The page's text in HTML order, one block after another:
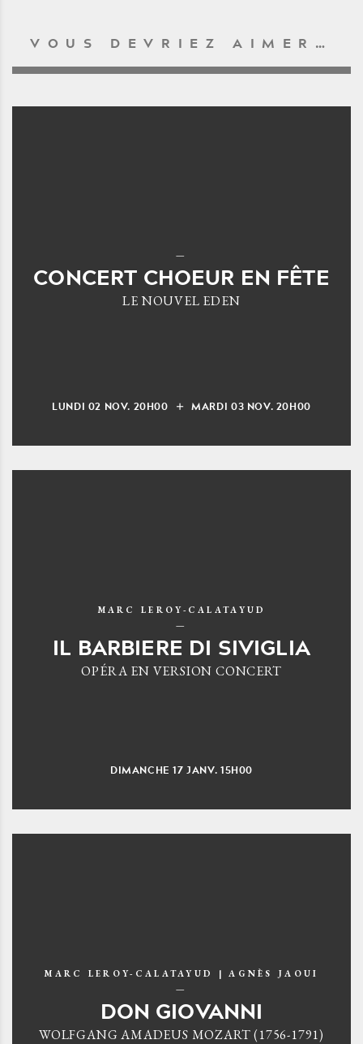
VOUS DEVRIEZ AIMER…
CONCERT CHOEUR EN FÊTE
LE NOUVEL EDEN
LUNDI 02 NOV. 20H00 MARDI 03 NOV. 20H00
MARC LEROY-CALATAYUD
IL BARBIERE DI SIVIGLIA
OPÉRA EN VERSION CONCERT
DIMANCHE17JANV. 15H00
MARC LEROY-CALATAYUD | AGNÈS JAOUI
DON GIOVANNI
WOLFGANG AMADEUS MOZART (1756-1791)